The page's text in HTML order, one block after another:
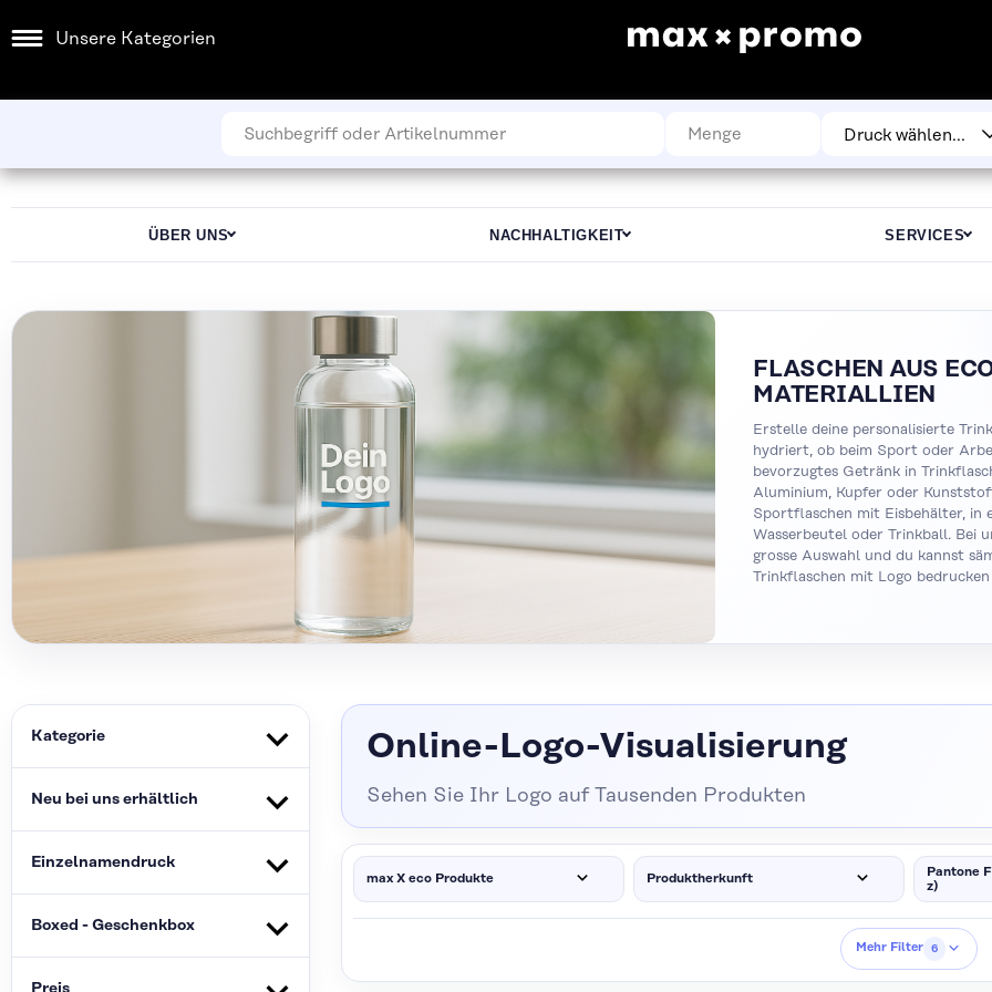
Unsere Kategorien
ÜBER UNS NACHHALTIGKEIT SERVICES
FLASCHEN AUS
MATERIALLIEN
Erstelle deine personalisierte
hydriert, ob beim Sport oder
bevorzugtes Getränk in
Aluminium, Kupfer oder
Sportflaschen mit Eisbehälter, in
Wasserbeutel oder Trinkball. Bei
grosse Auswahl und du kannst
Trinkflaschen mit Logo bedrucken
Online-Logo-Visualisierung
Sehen Sie Ihr Logo auf Tausenden Produkten
max X eco Produkte Produktherkunft
Pantone
z)
Mehr Filter 6
Kategorie
Neu bei uns erhältlich
Einzelnamendruck
Boxed - Geschenkbox
Preis